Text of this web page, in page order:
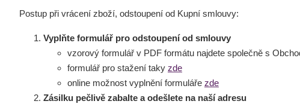
Postup při vrácení zboží, odstoupení od Kupní smlouvy:
Vyplňte formulář pro odstoupení od smlouvy
vzorový formulář v PDF formátu najdete společně s
formulář pro stažení taky zde
online možnost vyplnění formuláře zde
Zásilku pečlivě zabalte a odešlete na naší adresu